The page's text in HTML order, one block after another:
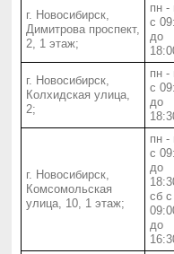
г. Новосибирск,
Димитрова проспект,
2, 1 этаж;
пн -
с
до
г. Новосибирск,
Колхидская улица,
2;
пн -
с
до
г. Новосибирск,
Комсомольская
улица, 10, 1 этаж;
пн -
с
до
сб с
до